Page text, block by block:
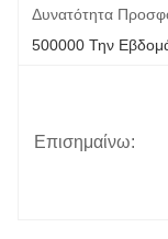
Δυνατότητα
500000 Την
Επισημαίνω: